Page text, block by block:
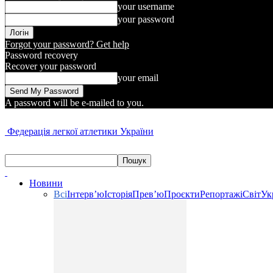
your username
your password
Forgot your password? Get help
Password recovery
Recover your password
your email
A password will be e-mailed to you.
Федерація легкої атлетики України
Новини
ВсіІнтерв’юІсторіяПрев’юПроєктиРепортажіСвіт